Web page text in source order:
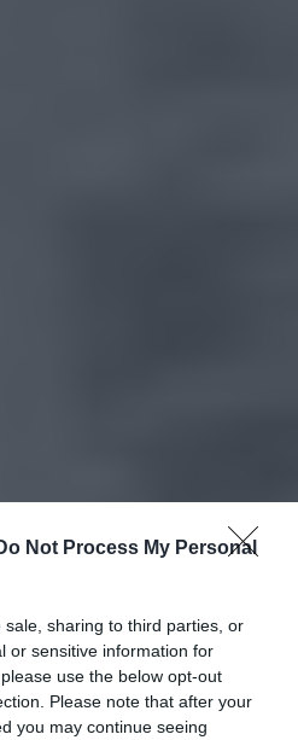
Not Process My Personal
sharing to third parties, or
or sensitive information for
use the below opt-out
Please note that after your
you may continue seeing